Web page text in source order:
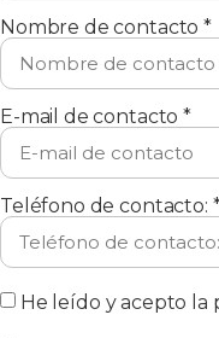
Nombre de contacto *
E-mail de contacto *
Teléfono de contacto:
He leído y acepto la